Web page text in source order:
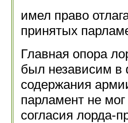
имел право
принятых
Главная опора
был независим в
содержания
парламент не
согласия лорда-